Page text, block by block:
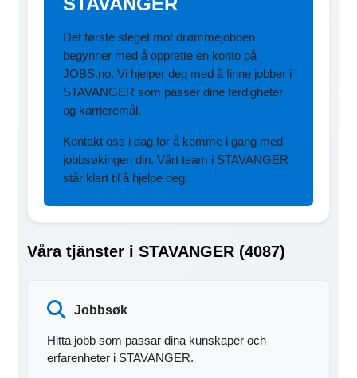
Det første steget mot drømmejobben
begynner med å opprette en konto på
JOBS.no. Vi hjelper deg med å finne jobber i
STAVANGER som passer dine ferdigheter
og karrieremål.
Kontakt oss i dag for å komme i gang med
jobbsøkingen din. Vårt team i STAVANGER
står klart til å hjelpe deg.
Våra tjänster i STAVANGER (4087)
Jobbsøk
Hitta jobb som passar dina kunskaper och
erfarenheter i STAVANGER.